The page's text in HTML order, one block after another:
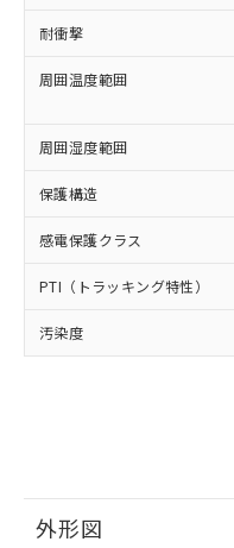
耐衝撃
周囲温度範囲
周囲湿度範囲
保護構造
感電保護クラス
PTI（トラッキング特性）
汚染度
外形図
準価格と
正式な納
様のお取
ムロン制
オムロン
販
在庫状況お
事前の承
示しないよ
マイパー
ビス）を
品・サービ
六価クロム(Cr(Ⅵ))
類(PBB) 1000ppm以
ルベンジル（BBP）
（DBP） 1000ppm
但し、RoHS指令で産
適用除外項目は除く。
フタル酸エステル類
図的な使用がないこ
部品在庫の切り
月が前後するこ
Cr(Ⅵ)(六価クロム) :
ニル類) : 1000ppm、
ル類) : 1000ppm、
DBP(フタル酸ジブチ
イソブチル) :
DEHP(フタル酸ビス
「ｅ」：有害物
準値以下である
「10」：通常の
質が外部に漏え
及ぼさない年数
可)を取得
当社は規
全に破砕
いよう必
当社は貴
ル、化学
武器並び
当社は、貴
場合は、
該第三者に
販売先お
法に輸出
り引きをい
一定
一定
在庫
いて
たは
機器
受注
情報